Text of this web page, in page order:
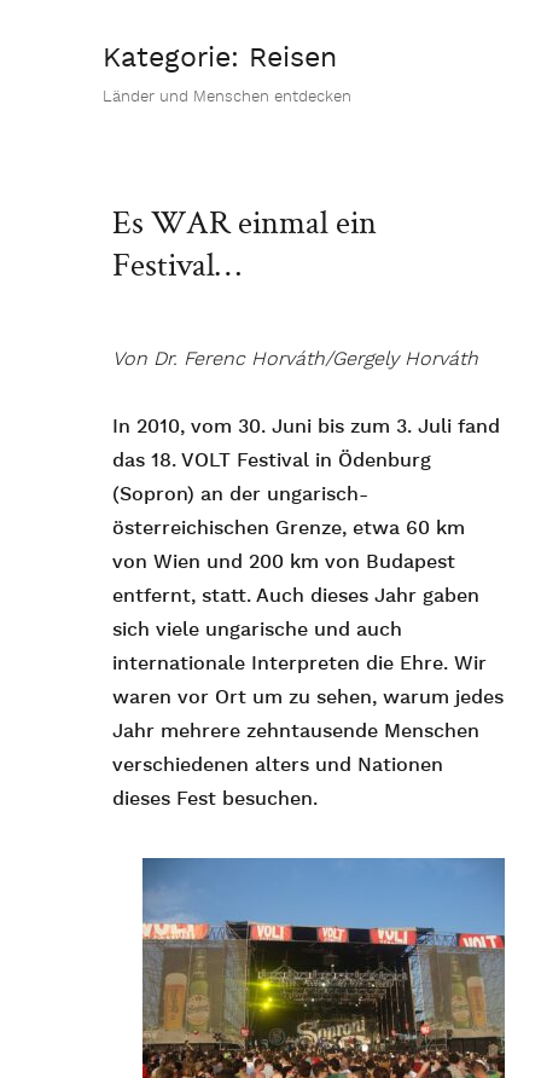
Kategorie: Reisen
Länder und Menschen entdecken
Es WAR einmal ein
Festival…
Von Dr. Ferenc Horváth/Gergely Horváth
In 2010, vom 30. Juni bis zum 3. Juli fand
das 18. VOLT Festival in Ödenburg
(Sopron) an der ungarisch-
österreichischen Grenze, etwa 60 km
von Wien und 200 km von Budapest
entfernt, statt. Auch dieses Jahr gaben
sich viele ungarische und auch
internationale Interpreten die Ehre. Wir
waren vor Ort um zu sehen, warum jedes
Jahr mehrere zehntausende Menschen
verschiedenen alters und Nationen
dieses Fest besuchen.